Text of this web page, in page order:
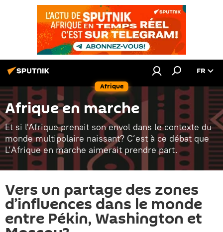
Afrique
FR
Afrique en marche
Et si l'Afrique prenait son envol dans le contexte du
monde multipolaire naissant? C’est à ce débat que
L’Afrique en marche aimerait prendre part.
Vers un partage des zones
d’influences dans le monde
entre Pékin, Washington et